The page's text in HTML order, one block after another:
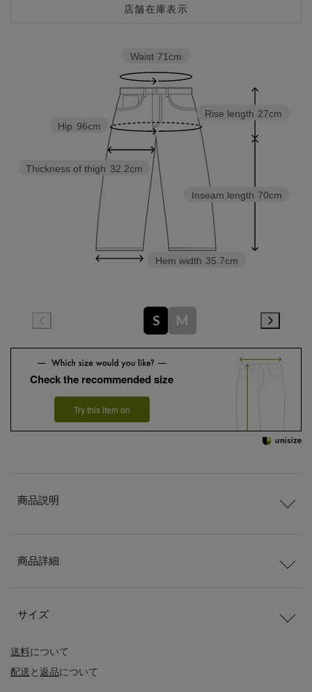
店舗在庫表示
Inseam length 70cm
Rise length 27cm
Hem width 35.7cm
Thickness of thigh 32.2cm
Hip 96cm
Waist 71cm
S M
Check the recommended size
Try this item on
送料について
配送と返品について
商品説明
商品詳細
サイズ